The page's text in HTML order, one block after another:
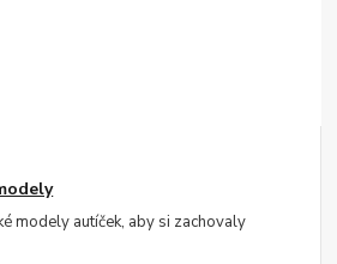
modely autíček, aby si zachovaly